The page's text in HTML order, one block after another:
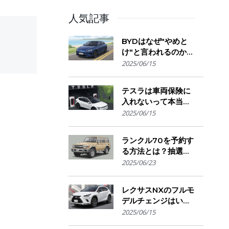
人気記事
BYDはなぜ"やめと
け"と言われるのか？
購入を迷う人が気に
解説
2025/06/15
テスラは車両保険に
入れないって本当？
保険会社の対応とオ
2025/06/15
ランクル70を予約す
る方法とは？抽選方
式・販売店選び・購
2025/06/23
レクサスNXのフルモ
デルチェンジはい
つ？発売時期・デザ
2025/06/15